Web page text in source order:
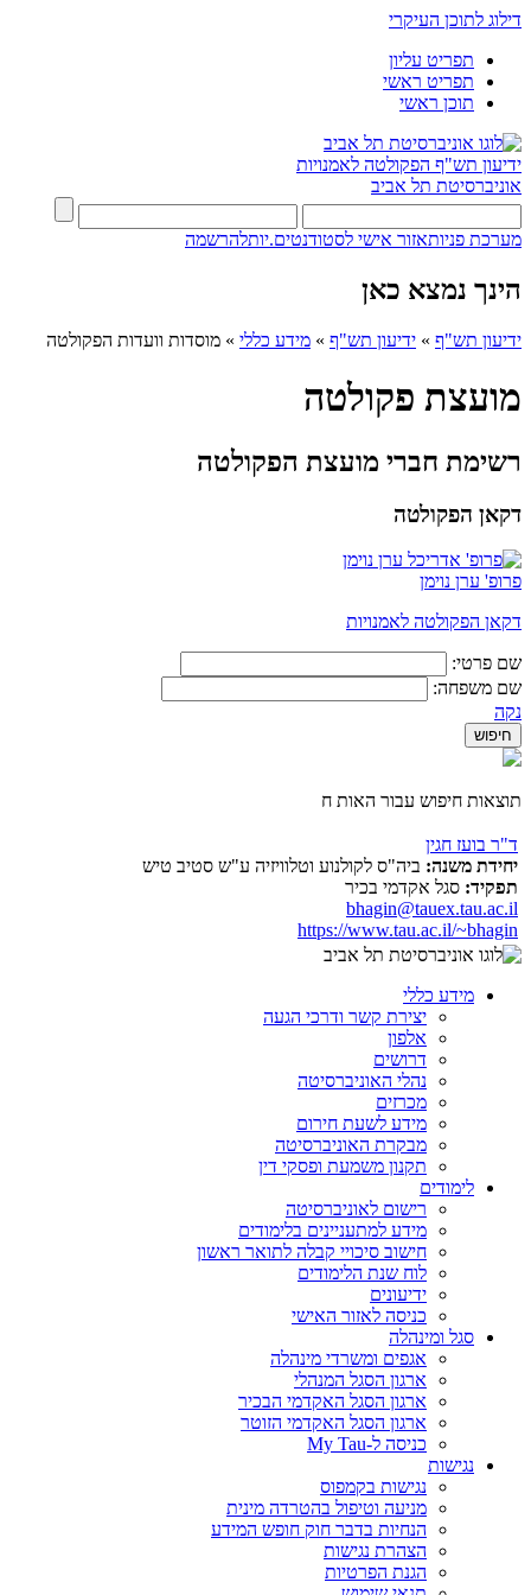
דילוג לתוכן העיקרי
תפריט עליון
תפריט ראשי
תוכן ראשי
ידיעון תש"ף הפקולטה לאמנויות
אוניברסיטת תל אביב
מערכת פניותאזור אישי לסטודנטים.יותלהרשמה
הינך נמצא כאן
ידיעון תש"ף » ידיעון תש"ף » מידע כללי » מוסדות וועדות הפקולטה
מועצת פקולטה
רשימת חברי מועצת הפקולטה
דקאן הפקולטה
פרופ' ערן נוימן
דקאן הפקולטה לאמנויות
שם פרטי:
שם משפחה:
נקה
תוצאות חיפוש עבור האות ח
ד"ר בועז חגין
יחידת משנה: ביה"ס לקולנוע וטלוויזיה ע"ש סטיב טיש
תפקיד: סגל אקדמי בכיר
bhagin@tauex.tau.ac.il
https://www.tau.ac.il/~bhagin
מידע כללי
יצירת קשר ודרכי הגעה
אלפון
דרושים
נהלי האוניברסיטה
מכרזים
מידע לשעת חירום
מבקרת האוניברסיטה
תקנון משמעת ופסקי דין
לימודים
רישום לאוניברסיטה
מידע למתעניינים בלימודים
חישוב סיכויי קבלה לתואר ראשון
לוח שנת הלימודים
ידיעונים
כניסה לאזור האישי
סגל ומינהלה
אגפים ומשרדי מינהלה
ארגון הסגל המנהלי
ארגון הסגל האקדמי הבכיר
ארגון הסגל האקדמי הזוטר
כניסה ל-My Tau
נגישות
נגישות בקמפוס
מניעה וטיפול בהטרדה מינית
הנחיות בדבר חוק חופש המידע
הצהרת נגישות
הגנת הפרטיות